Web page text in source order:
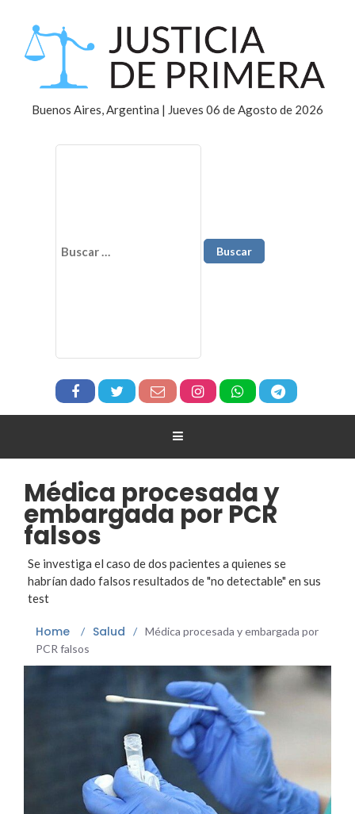
Buenos Aires, Argentina | Jueves 06 de Agosto de 2026
Médica procesada y
embargada por PCR
falsos
Se investiga el caso de dos pacientes a quienes se
habrían dado falsos resultados de "no detectable" en sus
test
Home / Salud / Médica procesada y embargada por
PCR falsos